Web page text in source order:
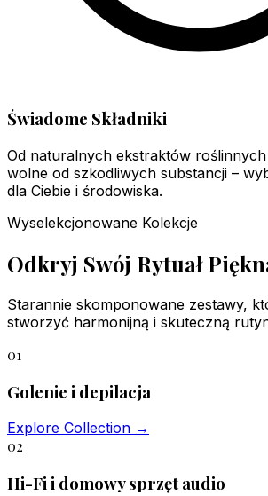
Świadome Składniki
Od naturalnych ekstraktów
wolne od szkodliwych substancji –
dla Ciebie i środowiska.
Wyselekcjonowane Kolekcje
Odkryj Swój Rytuał
Starannie skomponowane zestawy,
stworzyć harmonijną i skuteczną
01
Golenie i depilacja
Explore Collection →
02
Hi-Fi i domowy sprzęt audio